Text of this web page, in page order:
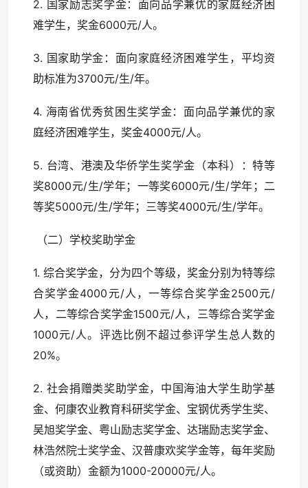
2. 国家励志奖学金：面向品学兼优的家庭经济困
难学生，奖金6000元/人。
3. 国家助学金：面向家庭经济困难学生，平均资
助标准为3700元/生/年。
4. 海南省优秀贫困生奖学金：面向品学兼优的家
庭经济困难学生，奖金4000元/人。
5. 台湾、港澳及华侨学生奖学金（本科）：特等
奖8000元/生/学年；一等奖6000元/生/学年；二
等奖5000元/生/学年；三等奖4000元/生/学年。
（二）学校奖助学金
1. 综合奖学金，分为四个等级，奖金分别为特等综
合奖学金4000元/人，一等综合奖学金2500元/
人，二等综合奖学金1500元/人，三等综合奖学金
1000元/人。评选比例不超过参评学生总人数的
20%。
2. 社会捐赠类奖助学金，中国海油大学生助学基
金、何康农业教育科研奖学金、宝钢优秀学生奖、
吴旭奖学金、粤山励志奖学金、达瑞励志奖学金、
林浩然院士奖学金、汉普康欢奖学金等，每年奖励
（或资助）金额为1000-20000元/人。